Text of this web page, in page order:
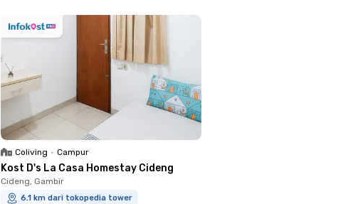
Coliving • Campur
Kost D's La Casa Homestay Cideng
Cideng, Gambir
6.1 km dari tokopedia tower